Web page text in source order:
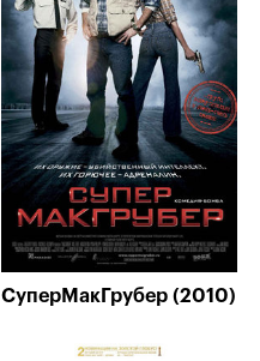
СуперМакГрубер (2010)